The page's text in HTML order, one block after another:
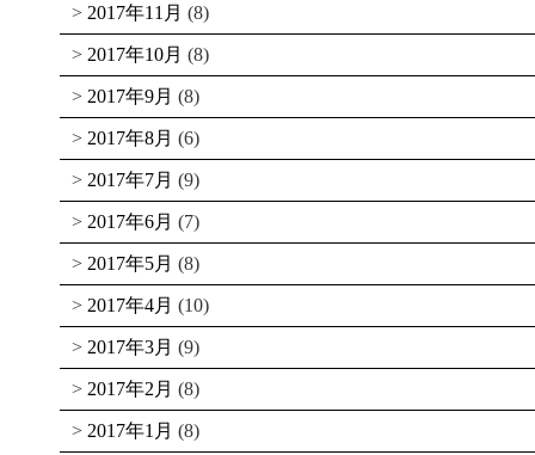
2017年11月 (8)
2017年10月 (8)
2017年9月 (8)
2017年8月 (6)
2017年7月 (9)
2017年6月 (7)
2017年5月 (8)
2017年4月 (10)
2017年3月 (9)
2017年2月 (8)
2017年1月 (8)